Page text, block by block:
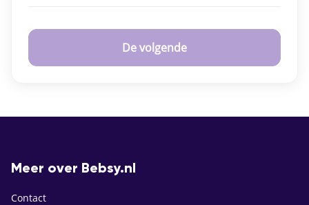
De volgende
Meer over Bebsy.nl
Contact